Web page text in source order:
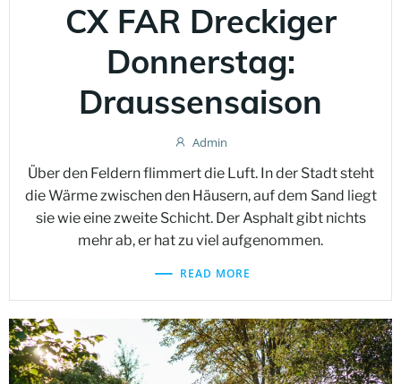
CX FAR Dreckiger
Donnerstag:
Draussensaison
Admin
Über den Feldern flimmert die Luft. In der Stadt steht
die Wärme zwischen den Häusern, auf dem Sand liegt
sie wie eine zweite Schicht. Der Asphalt gibt nichts
mehr ab, er hat zu viel aufgenommen.
READ MORE